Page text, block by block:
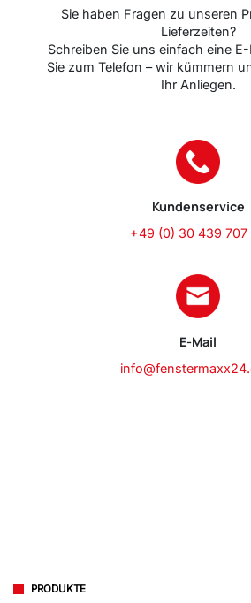
Sie haben Fragen zu unseren
Lieferzeiten?
Schreiben Sie uns einfach eine
Sie zum Telefon – wir kümmern
Ihr Anliegen.
Kundenservice
+49 (0) 30 439 707
E-Mail
PRODUKTE